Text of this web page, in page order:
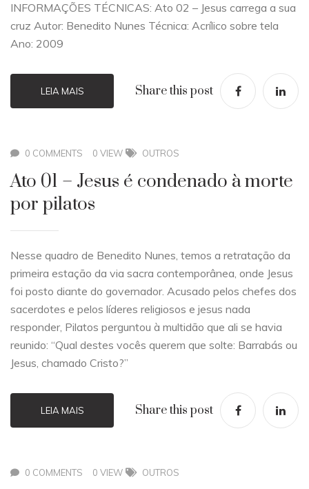
INFORMAÇÕES TÉCNICAS: Ato 02 – Jesus carrega a sua
cruz Autor: Benedito Nunes Técnica: Acrílico sobre tela
Ano: 2009
LEIA MAIS Share this post
0 COMMENTS 0 VIEW OUTROS
Ato 01 – Jesus é condenado à morte
por pilatos
Nesse quadro de Benedito Nunes, temos a retratação da
primeira estação da via sacra contemporânea, onde Jesus
foi posto diante do governador. Acusado pelos chefes dos
sacerdotes e pelos líderes religiosos e jesus nada
responder, Pilatos perguntou à multidão que ali se havia
reunido: “Qual destes vocês querem que solte: Barrabás ou
Jesus, chamado Cristo?”
LEIA MAIS Share this post
0 COMMENTS 0 VIEW OUTROS